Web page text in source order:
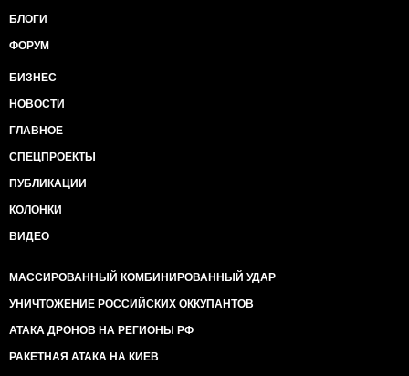
БЛОГИ
ФОРУМ
БИЗНЕС
НОВОСТИ
ГЛАВНОЕ
СПЕЦПРОЕКТЫ
ПУБЛИКАЦИИ
КОЛОНКИ
ВИДЕО
МАССИРОВАННЫЙ КОМБИНИРОВАННЫЙ УДАР
УНИЧТОЖЕНИЕ РОССИЙСКИХ ОККУПАНТОВ
АТАКА ДРОНОВ НА РЕГИОНЫ РФ
РАКЕТНАЯ АТАКА НА КИЕВ